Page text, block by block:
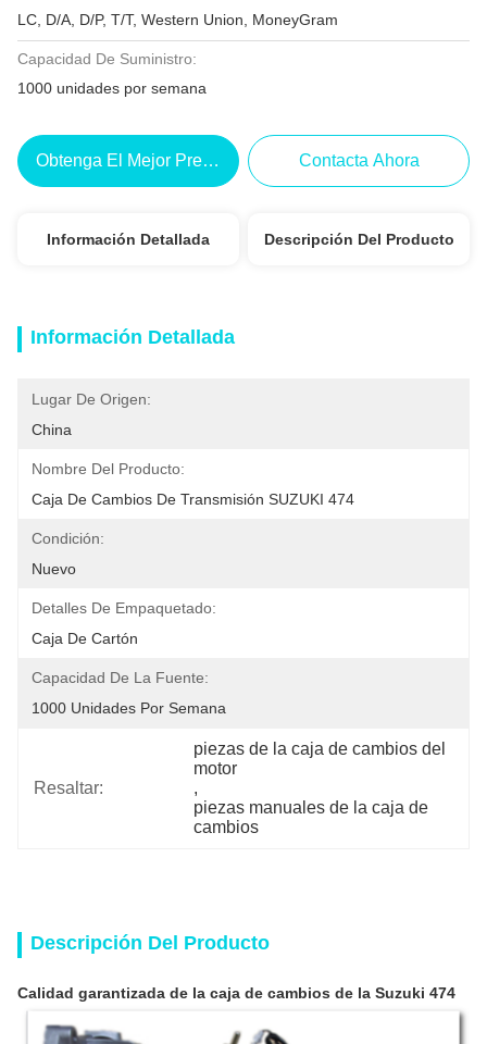
LC, D/A, D/P, T/T, Western Union, MoneyGram
Capacidad De Suministro:
1000 unidades por semana
Obtenga El Mejor Precio Contacta Ahora
Información Detallada Descripción Del Producto
Información Detallada
Lugar De Origen:
China
Nombre Del Producto:
Caja De Cambios De Transmisión SUZUKI 474
Condición:
Nuevo
Detalles De Empaquetado:
Caja De Cartón
Capacidad De La Fuente:
1000 Unidades Por Semana
Resaltar:
piezas de la caja de cambios del
motor
,
piezas manuales de la caja de
cambios
Descripción Del Producto
Calidad garantizada de la caja de cambios de la Suzuki 474